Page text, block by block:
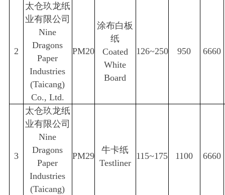
2
太仓玖龙纸
业有限公司
Nine
Dragons
Paper
Industries
(Taicang)
Co., Ltd.
PM20
涂布白板
纸
Coated
White
Board
126~250 950 6660
3
太仓玖龙纸
业有限公司
Nine
Dragons
Paper
Industries
(Taicang)
PM29
牛卡纸
Testliner
115~175 1100 6660